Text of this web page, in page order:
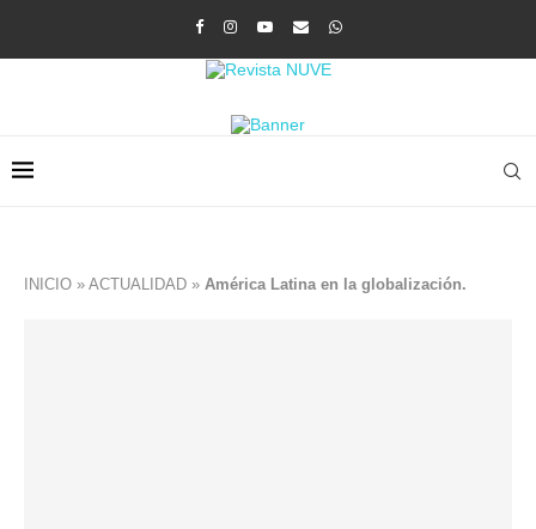
INICIO » ACTUALIDAD » América Latina en la globalización.